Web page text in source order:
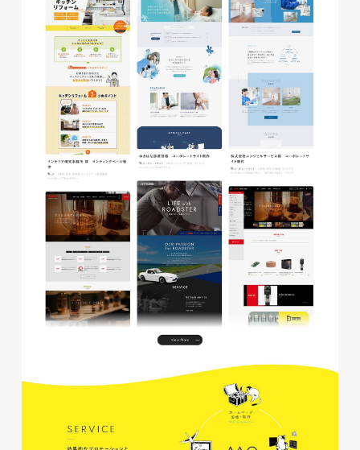
glitter8様 ECサイト制作
ECサイト
#アパレル・ファッション
#HTML/CSSコーディング
#レスポンシブWebデザイン
glitter8様 吹き出しPOP
#アパレル・ファッション
#吹き出しPOP
glitter8様 チラシ
#アパレル・ファッション
glitter8様 カタログ
印刷物
#アパレル・ファッション
#カタログ